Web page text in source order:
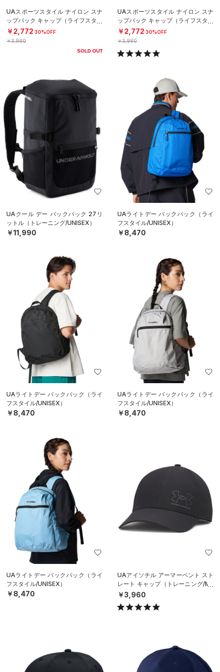
UAスポーツスタイル ナイロン スナ
ップバック キャップ（ライフスタイ
ル/MEN）
￥2,772 30%OFF
￥3,960
SOLD OUT
UAスポーツスタイル ナイロン スナ
ップバック キャップ（ライフスタイ
ル/MEN）
￥2,772 30%OFF
￥3,960
UAクール デー バックパック 27リ
ットル（トレーニング/UNISEX）
￥11,990
UAライトデー バックパック（ライ
フスタイル/UNISEX）
￥8,470
UAライトデー バックパック（ライ
フスタイル/UNISEX）
￥8,470
UAライトデー バックパック（ライ
フスタイル/UNISEX）
￥8,470
UAライトデー バックパック（ライ
フスタイル/UNISEX）
￥8,470
UAアイソチル アーマーベント スト
レート キャップ（トレーニング/ME
N）
￥3,960